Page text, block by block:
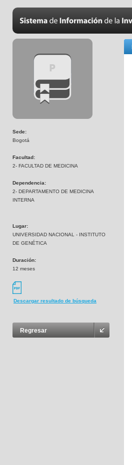
Sede:
Bogotá
Facultad:
2- FACULTAD DE MEDICINA
Dependencia:
2- DEPARTAMENTO DE MEDICINA
INTERNA
Lugar:
UNIVERSIDAD NACIONAL - INSTITUTO
DE GENÉTICA
Duración:
12 meses
Descargar resultado de búsqueda
Regresar